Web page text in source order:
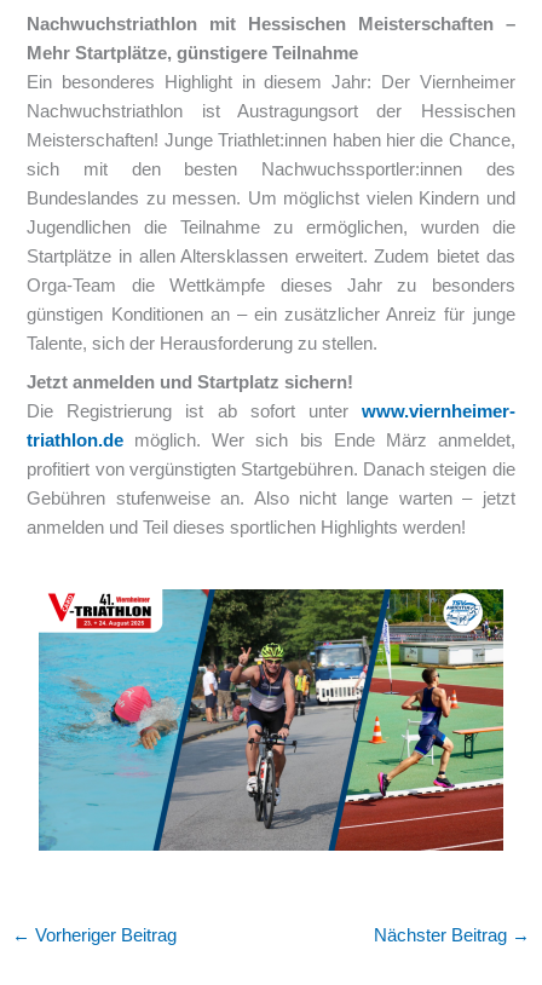
Nachwuchstriathlon mit Hessischen Meisterschaften –
Mehr Startplätze, günstigere Teilnahme
Ein besonderes Highlight in diesem Jahr: Der Viernheimer
Nachwuchstriathlon ist Austragungsort der Hessischen
Meisterschaften! Junge Triathlet:innen haben hier die Chance,
sich mit den besten Nachwuchssportler:innen des
Bundeslandes zu messen. Um möglichst vielen Kindern und
Jugendlichen die Teilnahme zu ermöglichen, wurden die
Startplätze in allen Altersklassen erweitert. Zudem bietet das
Orga-Team die Wettkämpfe dieses Jahr zu besonders
günstigen Konditionen an – ein zusätzlicher Anreiz für junge
Talente, sich der Herausforderung zu stellen.
Jetzt anmelden und Startplatz sichern!
Die Registrierung ist ab sofort unter www.viernheimer-
triathlon.de möglich. Wer sich bis Ende März anmeldet,
profitiert von vergünstigten Startgebühren. Danach steigen die
Gebühren stufenweise an. Also nicht lange warten – jetzt
anmelden und Teil dieses sportlichen Highlights werden!
← Vorheriger Beitrag Nächster Beitrag →